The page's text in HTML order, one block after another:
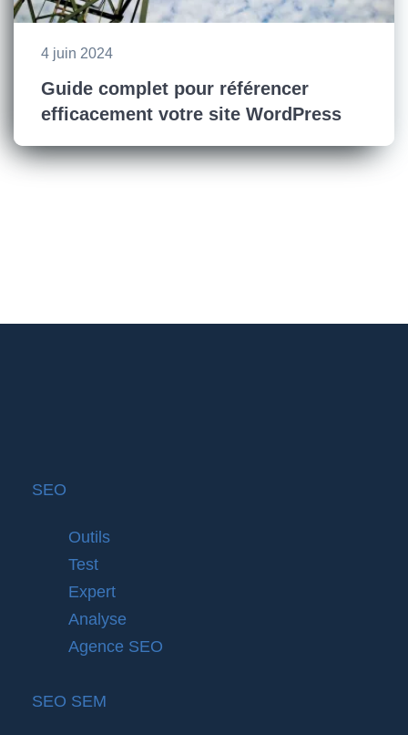
4 juin 2024
Guide complet pour référencer
efficacement votre site WordPress
SEO
Outils
Test
Expert
Analyse
Agence SEO
SEO SEM